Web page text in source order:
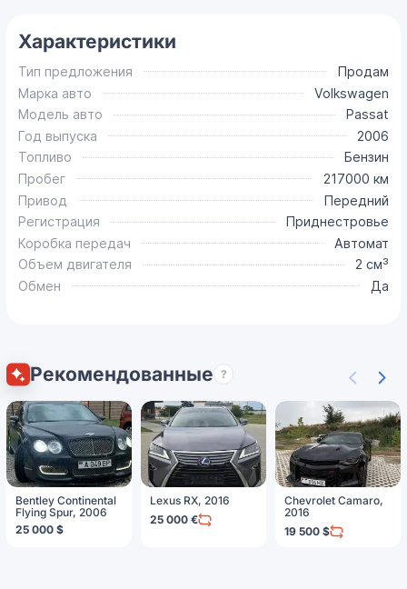
Характеристики
Тип предложения
Продам
Марка авто
Volkswagen
Модель авто
Passat
Год выпуска
2006
Топливо
Бензин
Пробег
217000 км
Привод
Передний
Регистрация
Приднестровье
Коробка передач
Автомат
Объем двигателя
2 см³
Обмен
Да
Рекомендованные ?
Bentley Continental
Flying Spur, 2006
25 000 $
Lexus RX, 2016
25 000 €
Chevrolet Camaro,
2016
19 500 $